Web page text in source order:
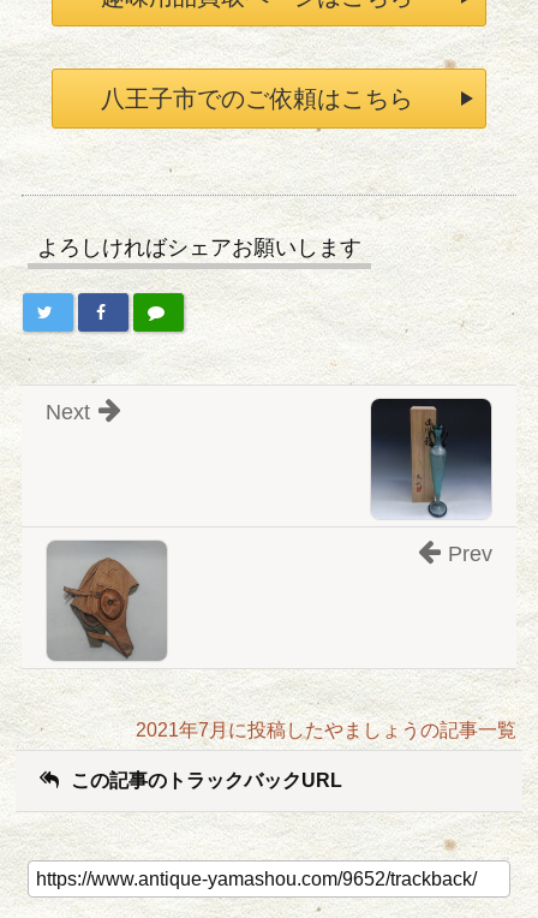
八王子市でのご依頼はこちら
よろしければシェアお願いします
Next
Prev
2021年7月に投稿したやましょうの記事一覧
この記事のトラックバックURL